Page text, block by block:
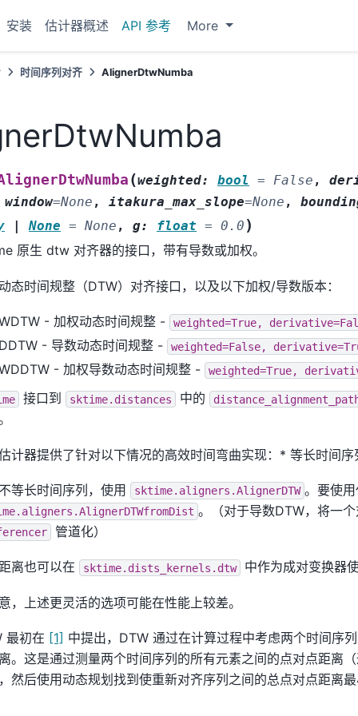
安装 估计器概述 API 参考 More
时间序列对齐 AlignerDtwNumba
(weighted: bool = False ,
window=None , itakura_max_slope=None ,
None = None , g: float = 0.0 )
原生 dtw 对齐器的接口，带有导数或加权。
态时间规整（DTW）对齐接口，以及以下加权/导数版本：
- 加权动态时间规整 - weighted=True,
- 导数动态时间规整 - weighted=False,
- 加权导数动态时间规整 - weighted=True,
接口到 sktime.distances 中的
计器提供了针对以下情况的高效时间弯曲实现：* 等长时间
等长时间序列，使用 sktime.aligners.AlignerDTW 。要使
。（对于导数DTW，将一
管道化）
离也可以在 sktime.dists_kernels.dtw 中作为成对变换器
，上述更灵活的选项可能在性能上较差。
最初在 [1] 中提出，DTW 通过在计算过程中考虑两个时间序
。这是通过测量两个时间序列的所有元素之间的点对点距离
然后使用动态规划找到使重新对齐序列之间的总点对点距离